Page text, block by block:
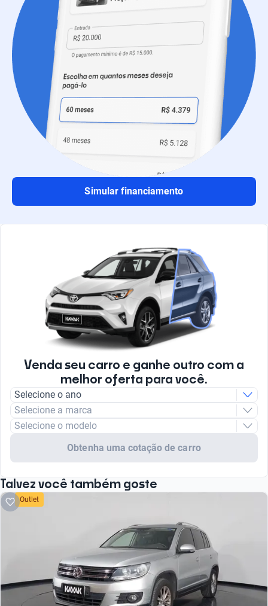
Simular financiamento
Venda seu carro e ganhe outro com a
melhor oferta para você.
Selecione o ano
Selecione a marca
Selecione o modelo
Obtenha uma cotação de carro
Talvez você também goste
Outlet